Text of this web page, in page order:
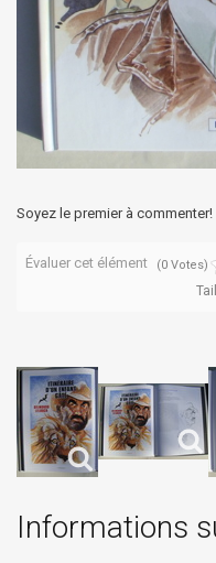
Soyez le premier à commenter!
Évaluer cet élément (0 Votes)
Informations